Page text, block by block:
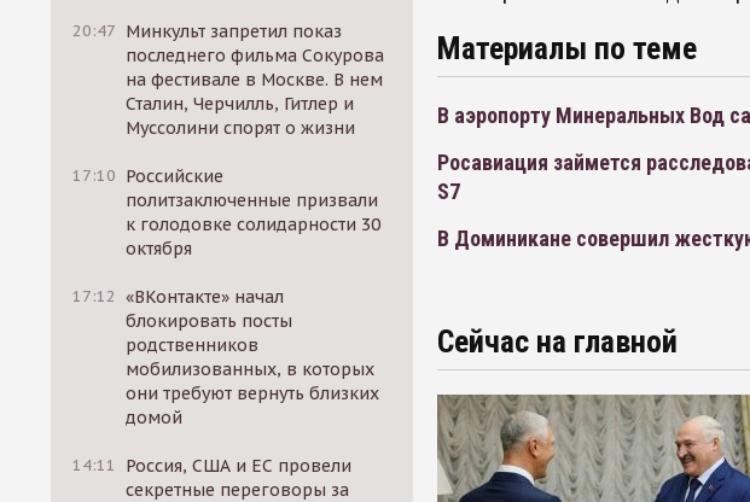
20:47 Минкульт запретил показ
последнего фильма Сокурова
на фестивале в Москве. В нем
Сталин, Черчилль, Гитлер и
Муссолини спорят о жизни
17:10 Российские
политзаключенные призвали
к голодовке солидарности 30
октября
17:12 «ВКонтакте» начал
блокировать посты
родственников
мобилизованных, в которых
они требуют вернуть близких
домой
14:11
Россия, США и ЕС провели
секретные переговоры за
Материалы по теме
В аэропорту Минеральных Вод
Росавиация займется
S7
В Доминикане совершил
Сейчас на главной